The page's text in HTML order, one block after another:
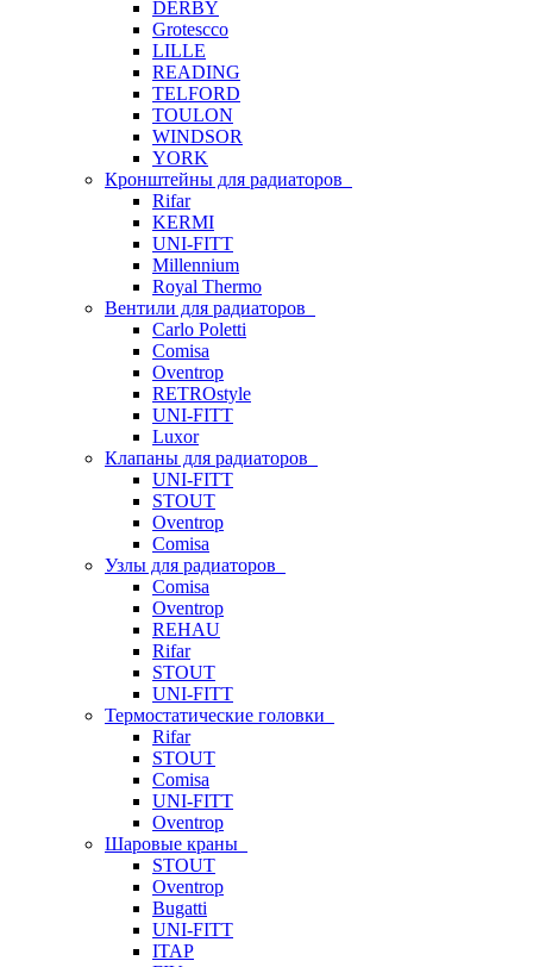
DERBY
Grotescco
LILLE
READING
TELFORD
TOULON
WINDSOR
YORK
Кронштейны для радиаторов
Rifar
KERMI
UNI-FITT
Millennium
Royal Thermo
Вентили для радиаторов
Carlo Poletti
Comisa
Oventrop
RETROstyle
UNI-FITT
Luxor
Клапаны для радиаторов
UNI-FITT
STOUT
Oventrop
Comisa
Узлы для радиаторов
Comisa
Oventrop
REHAU
Rifar
STOUT
UNI-FITT
Термостатические головки
Rifar
STOUT
Comisa
UNI-FITT
Oventrop
Шаровые краны
STOUT
Oventrop
Bugatti
UNI-FITT
ITAP